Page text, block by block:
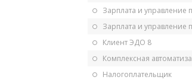
Зарплата и управление
Зарплата и управление
Клиент ЭДО 8
Комплексная
Налогоплательщик